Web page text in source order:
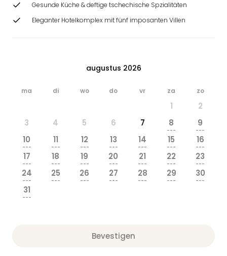
Gesunde Küche & deftige tschechische Spzialitäten
Eleganter Hotelkomplex mit fünf imposanten Villen
augustus 2026
ma di wo do vr za zo
1
2
3
4 5 6 7 8
---
9
---
10
---
11
---
12
---
13
---
14
---
15
---
16
---
17
---
18
---
19
---
20
---
21
---
22
---
23
---
24
---
25
---
26
---
27
---
28
---
29
---
30
---
31
---
Bevestigen